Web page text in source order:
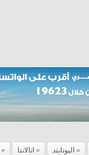
اليونايتد اتالانتا